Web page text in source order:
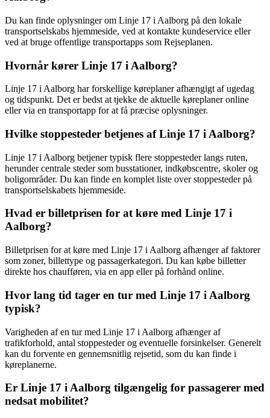
Du kan finde oplysninger om Linje 17 i Aalborg på den lokale
transportselskabs hjemmeside, ved at kontakte kundeservice eller
ved at bruge offentlige transportapps som Rejseplanen.
Hvornår kører Linje 17 i Aalborg?
Linje 17 i Aalborg har forskellige køreplaner afhængigt af ugedag
og tidspunkt. Det er bedst at tjekke de aktuelle køreplaner online
eller via en transportapp for at få præcise oplysninger.
Hvilke stoppesteder betjenes af Linje 17 i Aalborg?
Linje 17 i Aalborg betjener typisk flere stoppesteder langs ruten,
herunder centrale steder som busstationer, indkøbscentre, skoler og
boligområder. Du kan finde en komplet liste over stoppesteder på
transportselskabets hjemmeside.
Hvad er billetprisen for at køre med Linje 17 i
Aalborg?
Billetprisen for at køre med Linje 17 i Aalborg afhænger af faktorer
som zoner, billettype og passagerkategori. Du kan købe billetter
direkte hos chaufføren, via en app eller på forhånd online.
Hvor lang tid tager en tur med Linje 17 i Aalborg
typisk?
Varigheden af en tur med Linje 17 i Aalborg afhænger af
trafikforhold, antal stoppesteder og eventuelle forsinkelser. Generelt
kan du forvente en gennemsnitlig rejsetid, som du kan finde i
køreplanerne.
Er Linje 17 i Aalborg tilgængelig for passagerer med
nedsat mobilitet?